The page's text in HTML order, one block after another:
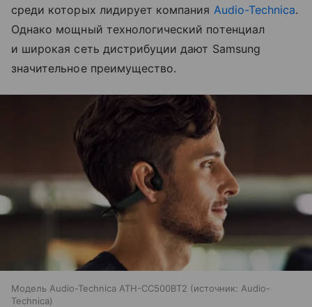
среди которых лидирует компания Audio-Technica.
Однако мощный технологический потенциал
и широкая сеть дистрибуции дают Samsung
значительное преимущество.
Модель Audio-Technica ATH-CC500BT2 источник: Audio-
Technica